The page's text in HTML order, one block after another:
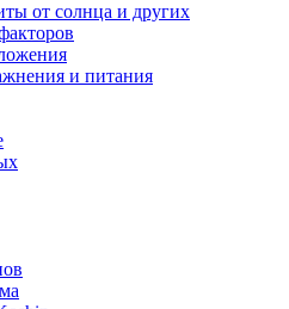
от солнца и других
и питания